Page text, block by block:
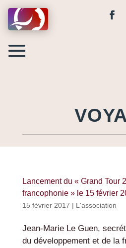
Lancement du « Grand Tour
francophonie » le 15 février
15 février 2017 | L'association
Jean-Marie Le Guen,
du développement et de la